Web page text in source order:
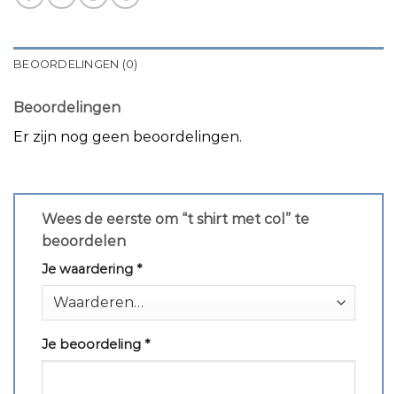
BEOORDELINGEN (0)
Beoordelingen
Er zijn nog geen beoordelingen.
Wees de eerste om “t shirt met col” te
beoordelen
Je waardering *
Je beoordeling *